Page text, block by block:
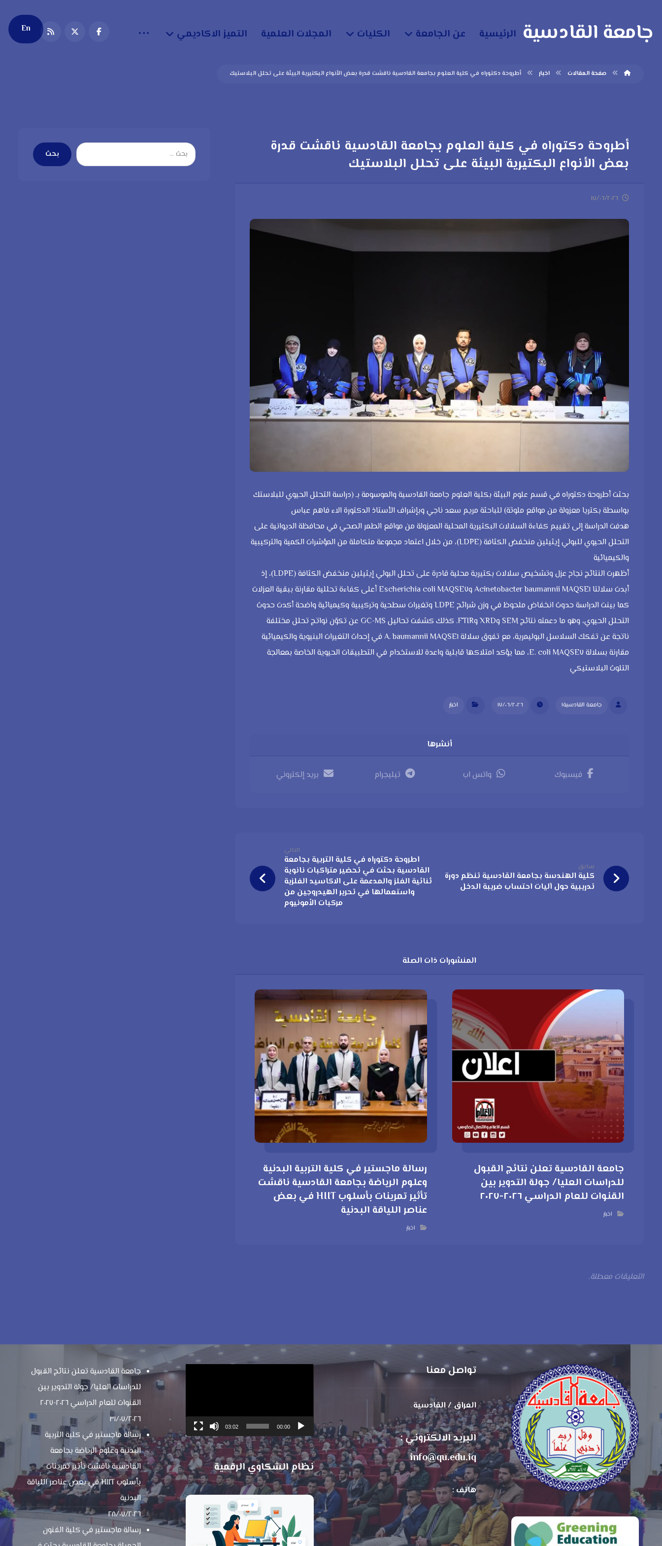
جامعة القادسية الرئيسية عن الجامعة الكليات المجلات العلمية التميز الاكاديمي En
صفحة المقالات اخبار أطروحة دكتوراه في كلية العلوم بجامعة القادسية ناقشت قدرة بعض الأنواع البكتيرية البيئة على تحلل البلاستيك
أطروحة دكتوراه في كلية العلوم بجامعة القادسية ناقشت قدرة
بعض الأنواع البكتيرية البيئة على تحلل البلاستيك
١٧/٠٦/٢٠٢٦
بحثت أطروحة دكتوراه في قسم علوم البيئة بكلية العلوم جامعة القادسية والموسومة بـ (دراسة التحلل الحيوي للبلاستك
بواسطة بكتريا معزولة من مواقع ملوثة) للباحثة مريم سعد ناجي وبإشراف الأستاذ الدكتورة الاء فاهم عباس
هدفت الدراسة إلى تقييم كفاءة السلالات البكتيرية المحلية المعزولة من مواقع الطمر الصحي في محافظة الديوانية على
التحلل الحيوي للبولي إيثيلين منخفض الكثافة (LDPE)، من خلال اعتماد مجموعة متكاملة من المؤشرات الكمية والتركيبية
والكيميائية
أظهرت النتائج نجاح عزل وتشخيص سلالات بكتيرية محلية قادرة على تحلل البولي إيثيلين منخفض الكثافة (LDPE)، إذ
أبدت سلالتا Acinetobacter baumannii MAQSE١ وEscherichia coli MAQSE٧ أعلى كفاءة تحللية مقارنة ببقية العزلات
كما بينت الدراسة حدوث انخفاض ملحوظ في وزن شرائح LDPE وتغيرات سطحية وتركيبية وكيميائية واضحة أكدت حدوث
التحلل الحيوي، وهو ما دعمته نتائج SEM وXRD وFTIR. كذلك كشفت تحاليل GC-MS عن تكوّن نواتج تحلل مختلفة
ناتجة عن تفكك السلاسل البوليمرية، مع تفوق سلالة A. baumannii MAQSE١ في إحداث التغيرات البنيوية والكيميائية
مقارنة بسلالة E. coli MAQSE٧، مما يؤكد امتلاكها قابلية واعدة للاستخدام في التطبيقات الحيوية الخاصة بمعالجة
التلوث البلاستيكي
جامعة القادسية١ ١٧/٠٦/٢٠٢٦ اخبار
فيسبوك واتس اب تيليجرام بريد إلكتروني
سابق
كلية الهندسة بجامعة القادسية تنظم دورة
تدريبية حول آليات احتساب ضريبة الدخل
التالي
اطروحة دكتوراه في كلية التربية بجامعة
القادسية بحثت في تحضير متراكبات نانوية
ثنائية الفلز والمدعمة على الاكاسيد الفلزية
واستعمالها في تحرير الهيدروجين من
مركبات الأمونيوم
المنشورات ذات الصلة
جامعة القادسية تعلن نتائج القبول
للدراسات العليا/ جولة التدوير بين
القنوات للعام الدراسي ٢٠٢٦-٢٠٢٧
اخبار
رسالة ماجستير في كلية التربية البدنية
وعلوم الرياضة بجامعة القادسية ناقشت
تأثير تمرينات بأسلوب HIIT في بعض
عناصر اللياقة البدنية
اخبار
التعليقات معطلة.
بحث
تواصل معنا
العراق / القادسية
البريد الالكتروني :
info@qu.edu.iq
هاتف :
00:00
03:02
نظام الشكاوي الرقمية
جامعة القادسية تعلن نتائج القبول
للدراسات العليا/ جولة التدوير بين
القنوات للعام الدراسي ٢٠٢٦-٢٠٢٧
٣١/٠٧/٢٠٢٦
رسالة ماجستير في كلية التربية
البدنية وعلوم الرياضة بجامعة
القادسية ناقشت تأثير تمرينات
بأسلوب HIIT في بعض عناصر اللياقة
البدنية
٢٨/٠٧/٢٠٢٦
رسالة ماجستير في كلية الفنون